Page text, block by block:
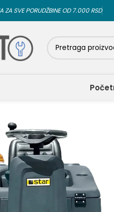
ZA SVE PORUDŽBINE OD 7.000 RSD